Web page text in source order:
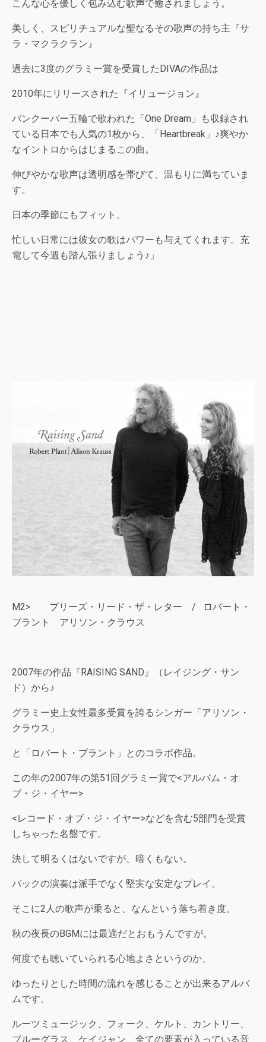
こんな心を優しく包み込む歌声で癒されましょう。
美しく、スピリチュアルな聖なるその歌声の持ち主『サ
ラ・マクラクラン』
過去に3度のグラミー賞を受賞したDIVAの作品は
2010年にリリースされた『イリュージョン』
バンクーバー五輪で歌われた「One Dream」も収録され
ている日本でも人気の1枚から、「Heartbreak」♪爽やか
なイントロからはじまるこの曲。
伸びやかな歌声は透明感を帯びて、温もりに満ちていま
す。
日本の季節にもフィット。
忙しい日常には彼女の歌はパワーも与えてくれます。充
電して今週も踏ん張りましょう♪」
M2> プリーズ・リード・ザ・レター / ロバート・
プラント アリソン・クラウス
2007年の作品『RAISING SAND』（レイジング・サン
ド）から♪
グラミー史上女性最多受賞を誇るシンガー「アリソン・
クラウス」
と「ロバート・プラント」とのコラボ作品。
この年の2007年の第51回グラミー賞で<アルバム・オ
ブ・ジ・イヤー>
<レコード・オブ・ジ・イヤー>などを含む5部門を受賞
しちゃった名盤です。
決して明るくはないですが、暗くもない。
バックの演奏は派手でなく堅実な安定なプレイ。
そこに2人の歌声が乗ると、なんという落ち着き度。
秋の夜長のBGMには最適だとおもうんですが。
何度でも聴いていられる心地よさというのか、
ゆったりとした時間の流れを感じることが出来るアルバ
ムです。
ルーツミュージック、フォーク、ケルト、カントリー、
ブルーグラス、ケイジャン、全ての要素が入っている音